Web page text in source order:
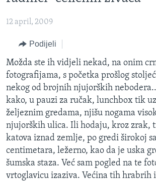
na
glavnu
navigaciju
pretragu
VIJESTI
SJEDINJENE AMERIČKE DRŽAVE
BOSNA I HERCEGOVINA
SVIJET
NAUKA I TEHNOLOGIJA
SPECIJALNI PROJEKTI
KORUPCIJA
SLOBODA MEDIJA
ŽENSKA STRANA
IZBJEGLIČKA STRANA
MAGAZIN
O GLASU AMERIKE
12 april, 2009
Podijeli
Možda ste ih vidjeli nekad, na onim
fotografijama, s početka prošlog
nekog od brojnih njujorških
kako, u pauzi za ručak, lunchbox tik
željeznim gredama, njišu nogama
njujorških ulica. Ili hodaju, kroz zrak,
katova iznad zemlje, po gredi širokoj
centimetara, ležerno, kao da je uska
šumska staza. Već sam pogled na te
vrtoglavicu izaziva. Većina tih hrabrih